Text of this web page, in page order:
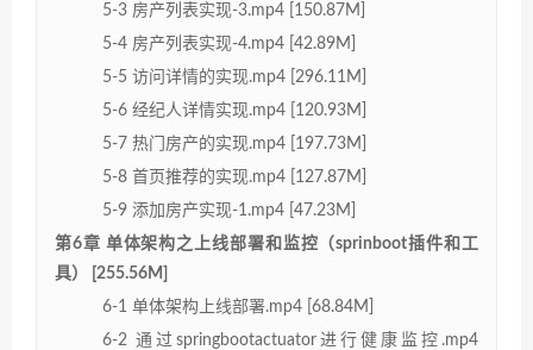
5-3 房产列表实现-3.mp4 [150.87M]
5-4 房产列表实现-4.mp4 [42.89M]
5-5 访问详情的实现.mp4 [296.11M]
5-6 经纪人详情实现.mp4 [120.93M]
5-7 热门房产的实现.mp4 [197.73M]
5-8 首页推荐的实现.mp4 [127.87M]
5-9 添加房产实现-1.mp4 [47.23M]
第6章 单体架构之上线部署和监控（sprinboot插件和工
具） [255.56M]
6-1 单体架构上线部署.mp4 [68.84M]
6-2 通过springbootactuator进行健康监控.mp4